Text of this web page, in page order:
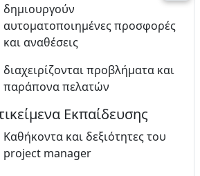
δημιουργούν
αυτοματοποιημένες προσφορές
και αναθέσεις
διαχειρίζονται προβλήματα και
παράπονα πελατών
Εκπαίδευσης
Καθήκοντα και δεξιότητες του
project manager